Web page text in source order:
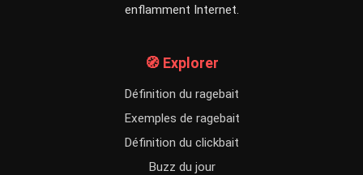
enflamment Internet.
🧭 Explorer
Définition du ragebait
Exemples de ragebait
Définition du clickbait
Buzz du jour